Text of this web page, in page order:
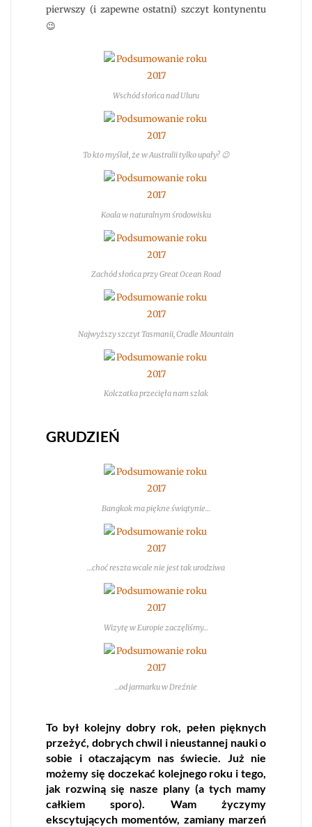
pierwszy (i zapewne ostatni) szczyt kontynentu
😉
Wschód słońca nad Uluru
To kto myślał, że w Australii tylko upały? 😉
Koala w naturalnym środowisku
Zachód słońca przy Great Ocean Road
Najwyższy szczyt Tasmanii, Cradle Mountain
Kolczatka przecięła nam szlak
GRUDZIEŃ
Bangkok ma piękne świątynie…
…choć reszta wcale nie jest tak urodziwa
Wizytę w Europie zaczęliśmy…
…od jarmarku w Dreźnie
To był kolejny dobry rok, pełen pięknych
przeżyć, dobrych chwil i nieustannej nauki o
sobie i otaczającym nas świecie. Już nie
możemy się doczekać kolejnego roku i tego,
jak rozwiną się nasze plany (a tych mamy
całkiem sporo). Wam życzymy
ekscytujących momentów, zamiany marzeń